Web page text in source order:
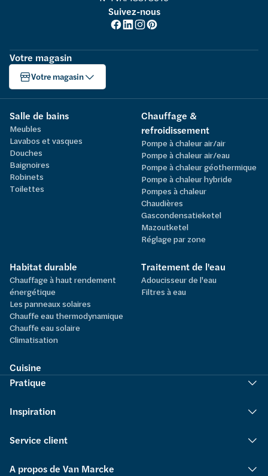
Suivez-nous
Votre magasin
Votre magasin
Salle de bains
Meubles
Lavabos et vasques
Douches
Baignoires
Robinets
Toilettes
Chauffage &
refroidissement
Pompe à chaleur air/air
Pompe à chaleur air/eau
Pompe à chaleur géothermique
Pompe à chaleur hybride
Pompes à chaleur
Chaudières
Gascondensatieketel
Mazoutketel
Réglage par zone
Habitat durable
Chauffage à haut rendement
énergétique
Les panneaux solaires
Chauffe eau thermodynamique
Chauffe eau solaire
Climatisation
Traitement de l'eau
Adoucisseur de l'eau
Filtres à eau
Cuisine
Pratique
Inspiration
Service client
A propos de Van Marcke